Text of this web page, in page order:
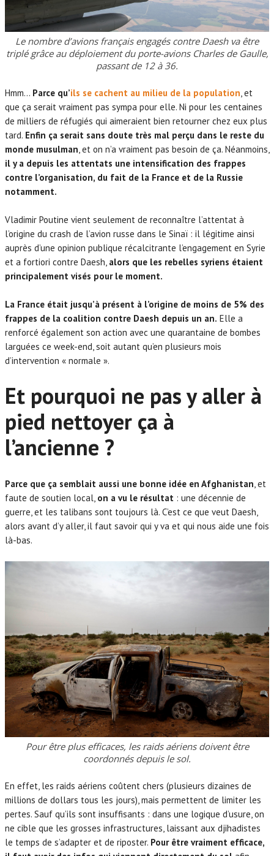
Le nombre d’avions français engagés contre Daesh va être
triplé grâce au déploiement du porte-avions Charles de Gaulle,
passant de 12 à 36.
Hmm… Parce qu’ils se cachent au milieu de la population , et
que ça serait vraiment pas sympa pour elle. Ni pour les centaines
de milliers de réfugiés qui aimeraient bien retourner chez eux plus
tard. Enfin ça serait sans doute très mal perçu dans le reste du
monde musulman , et on n’a vraiment pas besoin de ça. Néanmoins,
il y a depuis les attentats une intensification des frappes
contre l’organisation, du fait de la France et de la Russie
notamment.
Vladimir Poutine vient seulement de reconnaître l’attentat à
l’origine du crash de l’avion russe dans le Sinaï : il légitime ainsi
auprès d’une opinion publique récalcitrante l’engagement en Syrie
et a fortiori contre Daesh, alors que les rebelles syriens étaient
principalement visés pour le moment.
La France était jusqu’à présent à l’origine de moins de 5% des
frappes de la coalition contre Daesh depuis un an. Elle a
renforcé également son action avec une quarantaine de bombes
larguées ce week-end, soit autant qu’en plusieurs mois
d’intervention « normale ».
Et pourquoi ne pas y aller à
pied nettoyer ça à
l’ancienne ?
Parce que ça semblait aussi une bonne idée en Afghanistan , et
faute de soutien local, on a vu le résultat : une décennie de
guerre, et les talibans sont toujours là. C’est ce que veut Daesh,
alors avant d’y aller, il faut savoir qui y va et qui nous aide une fois
là-bas.
Pour être plus efficaces, les raids aériens doivent être
coordonnés depuis le sol.
En effet, les raids aériens coûtent chers (plusieurs dizaines de
millions de dollars tous les jours), mais permettent de limiter les
pertes. Sauf qu’ils sont insuffisants : dans une logique d’usure, on
ne cible que les grosses infrastructures, laissant aux djihadistes
le temps de s’adapter et de riposter. Pour être vraiment efficace,